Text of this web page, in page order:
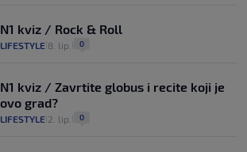
N1 kviz / Rock & Roll
LIFESTYLE 8. lip. 0
N1 kviz / Zavrtite globus i recite koji je
ovo grad?
LIFESTYLE 2. lip. 0